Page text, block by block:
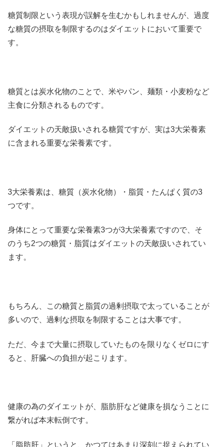
糖質制限という表現が誤解を生むかもしれませんが、過度
な糖質の摂取を制限するのはダイエットにおいて重要で
す。
糖質とは炭水化物のことで、米やパン、麺類・小麦粉など
主食に分類されるものです。
ダイエットの天敵扱いされる糖質ですが、実は3大栄養素
に含まれる重要な栄養素です。
3大栄養素は、糖質（炭水化物）・脂質・たんぱく質の3
つです。
身体にとって重要な栄養素3つが3大栄養素ですので、そ
のうち2つの糖質・脂質はダイエットの天敵扱いされてい
ます。
もちろん、この糖質と脂質の過剰摂取で太っていることが
多いので、過剰な摂取を制限することは大事です。
ただ、今まで大量に摂取していたものを限りなくゼロにす
ると、肝臓への負担が起こります。
健康の為のダイエットが、脂肪肝など健康を損なうことに
繋がれば本末転倒です。
「脂肪肝」というと、かつてはあまり深刻に捉えられてい